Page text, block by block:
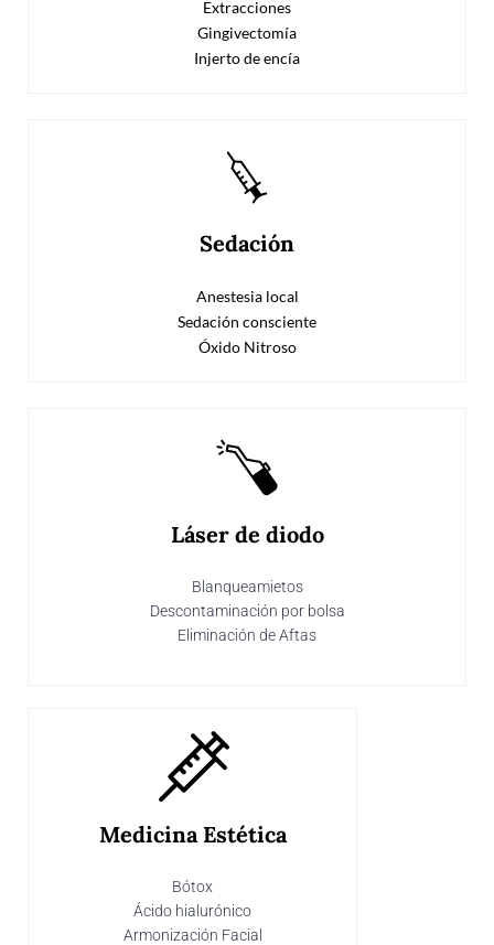
Extracciones
Gingivectomía
Injerto de encía
Sedación
Anestesia local
Sedación consciente
Óxido Nitroso
Láser de diodo
Blanqueamietos
Descontaminación por bolsa
Eliminación de Aftas
Medicina Estética
Bótox
Ácido hialurónico
Armonización Facial